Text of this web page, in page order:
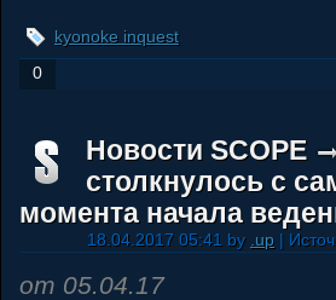
kyonoke inquest
0
Новости SCOPE
столкнулось с
момента начала
18.04.2017 05:41 by .up |
от 05.04.17